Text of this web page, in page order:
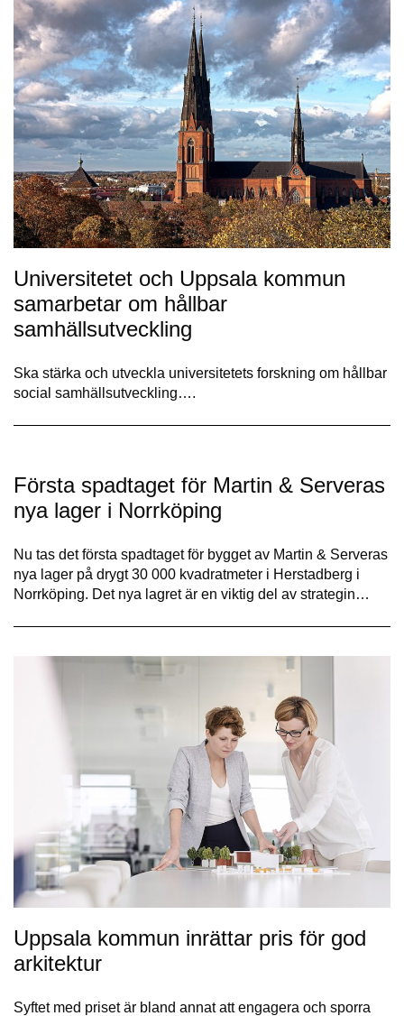
Universitetet och Uppsala kommun
samarbetar om hållbar
samhällsutveckling
Ska stärka och utveckla universitetets forskning om hållbar
social samhällsutveckling….
Första spadtaget för Martin & Serveras
nya lager i Norrköping
Nu tas det första spadtaget för bygget av Martin & Serveras
nya lager på drygt 30 000 kvadratmeter i Herstadberg i
Norrköping. Det nya lagret är en viktig del av strategin…
Uppsala kommun inrättar pris för god
arkitektur
Syftet med priset är bland annat att engagera och sporra